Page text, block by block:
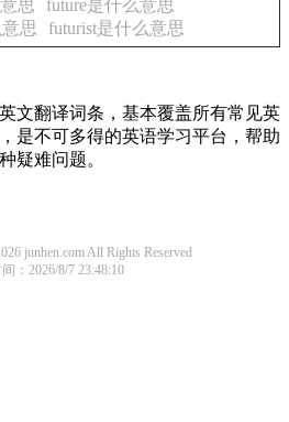
思
future是什么意思
思
futurist是什么意思
文翻译词条，基本覆盖所有常见英
是不可多得的英语学习平台，帮助
疑难问题。
junhen.com All Rights Reserved
：2026/8/7 23:48:10